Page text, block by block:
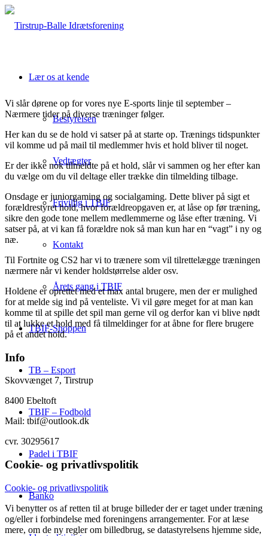
Lær os at kende
Bestyrelsen
Vedtægter
Frivillig i TBIF
Kontakt
Årets gang i TBIF
TBIF-Shoppen
TB – Esport
TBIF – Fodbold
Padel i TBIF
Banko
Vi slår dørene op for vores nye E-sports linje til september –
Nærmere tider på diverse træninger følger.
Her kan du se de hold vi satser på at starte op. Trænings tidspunkter
vil komme ud på mail til medlemmer hvis et hold bliver til noget.
Er der ikke nok tilmeldte på et hold, slår vi sammen og her efter kan
du vælge om du vil deltage eller trække din tilmelding tilbage.
Onsdage er juniorgaming og socialgaming. Dette bliver på sigt et
forældrestyret hold, hvor forældreopgaven er, at låse op før træning,
sikre den gode tone mellem medlemmerne og låse efter træning. Vi
satser på, at vi kan få forældre nok så man kun har en “vagt” i ny og
næ.
Til Fortnite og CS2 har vi to trænere som vil tilrettelægge træningen
nærmere når vi kender holdstørrelse alder osv.
Holdene er oprettet med et max antal brugere, men der er mulighed
for at melde sig ind på venteliste. Vi vil gøre meget for at man kan
komme til at spille det spil man gerne vil og derfor kan vi blive nødt
til at lukke et hold med få tilmeldinger for at åbne for flere brugere
på et andet hold.
Info
Skovvænget 7, Tirstrup
8400 Ebeltoft
Mail: tbif@outlook.dk
cvr. 30295617
Cookie- og privatlivspolitik
Cookie- og privatlivspolitik
Vi benytter os af retten til at bruge billeder der er taget under træning
og/eller i forbindelse med foreningens arrangementer. For at læse
mere, om de ny regler om billedbrug, se datastyrelsens hjemme side,